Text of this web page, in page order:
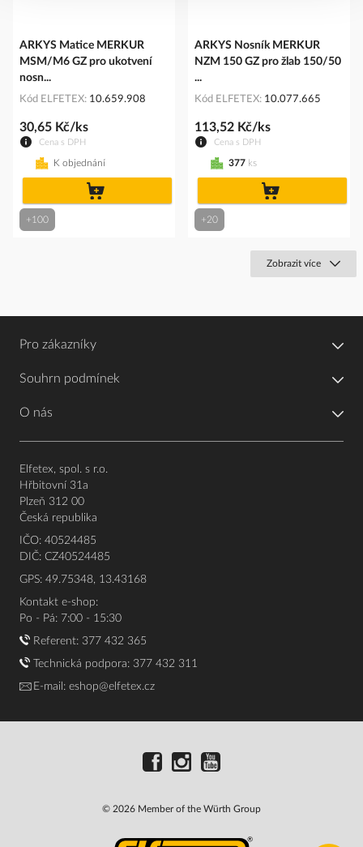
ARKYS Matice MERKUR
MSM/M6 GZ pro ukotvení
nosn...
Kód ELFETEX 10.659.908
Cena s DPH
30,65 Kč/ks
K objednání
+100
ARKYS Nosník MERKUR
NZM 150 GZ pro žlab 150/50
...
Kód ELFETEX 10.077.665
Cena s DPH
113,52 Kč/ks
377 ks
+20
Zobrazit více
Pro zákazníky
Souhrn podmínek
O nás
Elfetex, spol. s r.o.
Hřbitovní 31a
Plzeň 312 00
Česká republika
IČO: 40524485
DIČ: CZ40524485
GPS: 49.75348, 13.43168
Kontakt e-shop:
Po - Pá: 7:00 - 15:30
Referent: 377 432 365
Technická podpora: 377 432 311
E-mail: eshop@elfetex.cz
© 2026 Member of the Würth Group